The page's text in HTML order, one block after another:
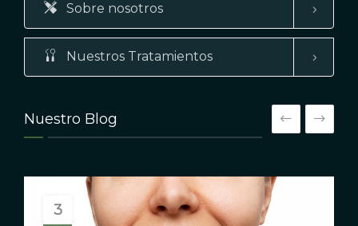
Sobre nosotros
Nuestros Tratamientos
Nuestro Blog
3